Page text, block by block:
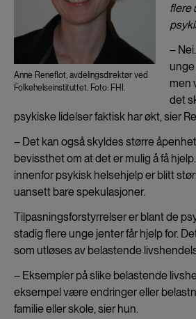
Anne Reneflot, avdelingsdirektør ved
Folkehelseinstituttet. Foto: FHI.
flere
–
men
det
psykiske lidelser faktisk har økt, sier
– Det kan også skyldes større
bevissthet om at det er mulig å få
innenfor psykisk helsehjelp er blitt
uansett bare spekulasjoner.
Tilpasningsforstyrrelser er blant de
stadig flere unge jenter får hjelp for.
som utløses av belastende
– Eksempler på slike belastende
eksempel være endringer eller
familie eller skole, sier hun.